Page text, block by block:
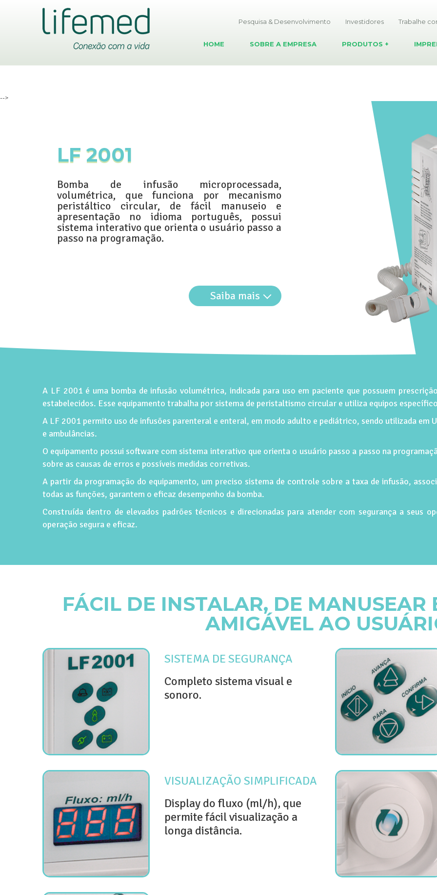
Pesquisa & Desenvolvimento Investidores Trabalhe
HOME SOBRE A EMPRESA PRODUTOS +
-->
LF 2001
Bomba de infusão microprocessada,
volumétrica, que funciona por mecanismo
peristáltico circular, de fácil manuseio e
apresentação no idioma português, possui
sistema interativo que orienta o usuário passo a
passo na programação.
Saiba mais
A LF 2001 é uma bomba de infusão volumétrica, indicada para uso em paciente que possuem
estabelecidos. Esse equipamento trabalha por sistema de peristaltismo circular e utiliza equipos
A LF 2001 permito uso de infusões parenteral e enteral, em modo adulto e pediátrico, sendo utilizada
e ambulâncias.
O equipamento possui software com sistema interativo que orienta o usuário passo a passo na
sobre as causas de erros e possíveis medidas corretivas.
A partir da programação do equipamento, um preciso sistema de controle sobre a taxa de infusão,
todas as funções, garantem o eficaz desempenho da bomba.
Construída dentro de elevados padrões técnicos e direcionadas para atender com segurança a seus
operação segura e eficaz.
FÁCIL DE INSTALAR, DE MANUSEAR
AMIGÁVEL AO
SISTEMA DE SEGURANÇA
Completo sistema visual e
sonoro.
VISUALIZAÇÃO SIMPLIFICADA
Display do fluxo (ml/h), que
permite fácil visualização a
longa distância.